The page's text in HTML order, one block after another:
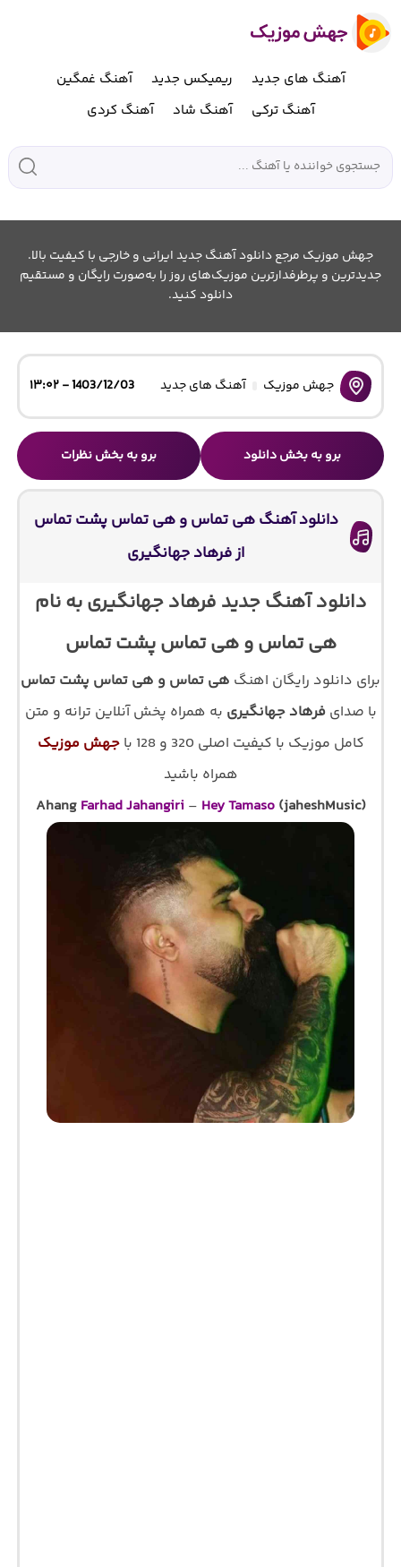
آهنگ های جدید ریمیکس جدید
آهنگ غمگین
آهنگ ترکی
آهنگ شاد آهنگ کردی
جهش موزیک مرجع دانلود آهنگ جدید ایرانی و خارجی با کیفیت بالا.
جدیدترین و پرطرفدارترین موزیک‌های روز را به‌صورت رایگان و مستقیم
دانلود کنید.
جهش موزیک آهنگ های جدید 1403/12/03 - ۱۳:۰۲
برو به بخش دانلود برو به بخش نظرات
دانلود آهنگ هی تماس و هی تماس پشت تماس
از فرهاد جهانگیری
دانلود آهنگ جدید فرهاد جهانگیری به نام
هی تماس و هی تماس پشت تماس
برای دانلود رایگان اهنگ هی تماس و هی تماس پشت تماس
با صدایفرهاد جهانگیری به همراه پخش آنلاین ترانه و متن
کامل موزیک با کیفیت اصلی 320 و 128 با
جهش موزیک
همراه باشید
Ahang Farhad Jahangiri – Hey Tamaso(jaheshMusic)